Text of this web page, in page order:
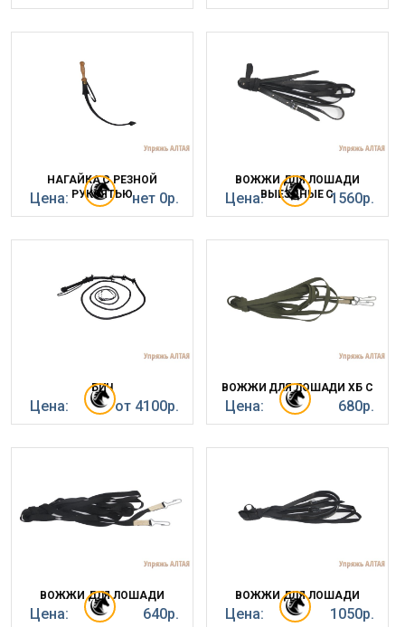
НАГАЙКА С РЕЗНОЙ
РУКОЯТЬЮ
Цена: нет 0р.
ВОЖЖИ ДЛЯ ЛОШАДИ
ВЫЕЗДНЫЕ C
Цена: 1560р.
БИЧ
Цена: от 4100р.
ВОЖЖИ ДЛЯ ЛОШАДИ ХБ С
Цена: 680р.
ВОЖЖИ ДЛЯ ЛОШАДИ
Цена: 640р.
ВОЖЖИ ДЛЯ ЛОШАДИ
Цена: 1050р.